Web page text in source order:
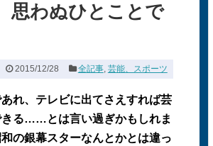
思わぬひとことで
2015/12/28 全記事, 芸能、スポーツ
れ、テレビに出てさえすれば芸
きる……とは言い過ぎかもしれま
の銀幕スターなんとかとは違っ